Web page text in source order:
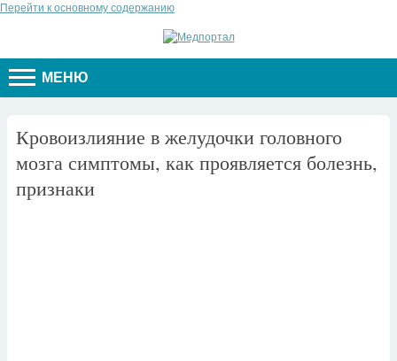
Перейти к основному содержанию
МЕНЮ
Кровоизлияние в желудочки головного
мозга симптомы, как проявляется болезнь,
признаки